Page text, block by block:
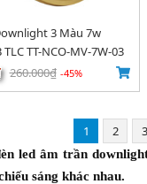
3 Màu 7w
TT-NCO-MV-7W-03
260.000₫ -45%
1 2 3
led âm trần
sáng khác nhau.